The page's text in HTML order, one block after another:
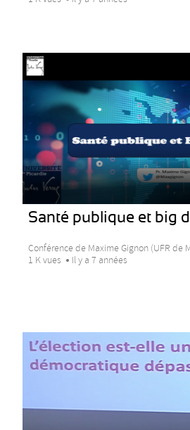
Santé publique et big
Conférence de Maxime Gignon (UFR de
1 K vues
Il y a 7 années